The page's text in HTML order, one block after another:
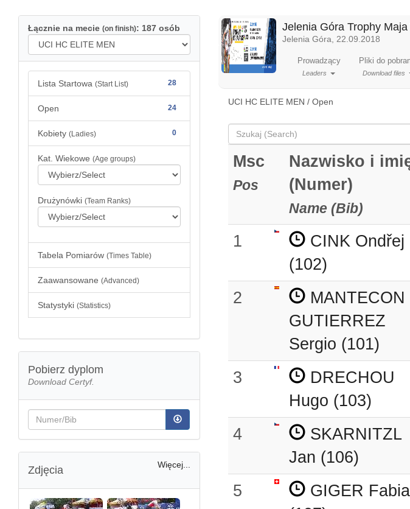
Łącznie na mecie (on finish): 187 osób
Lista Startowa (Start List) 28
Open 24
Kobiety (Ladies) 0
Kat. Wiekowe (Age groups)
Drużynówki (Team Ranks)
Tabela Pomiarów (Times Table)
Zaawansowane (Advanced)
Statystyki (Statistics)
Pobierz dyplom
Download Certyf.
Więcej...
Zdjęcia
Jelenia Góra Trophy
Jelenia Góra, 22.09.2018
Prowadzący
Leaders
Pliki do
Download files
UCI HC ELITE MEN / Open
Msc
Pos
Nazwisko i
(Numer)
Name (Bib)
1
CINK Ondřej
(102)
2
MANTECON
GUTIERREZ
Sergio (101)
3
DRECHOU
Hugo (103)
4
SKARNITZL
Jan (106)
5
GIGER